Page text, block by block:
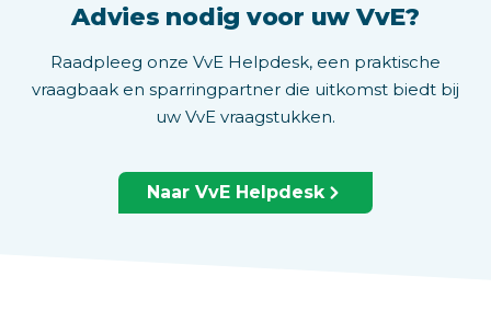
Advies nodig voor uw VvE?
Raadpleeg onze VvE Helpdesk, een praktische
vraagbaak en sparringpartner die uitkomst biedt bij
uw VvE vraagstukken.
Naar VvE Helpdesk